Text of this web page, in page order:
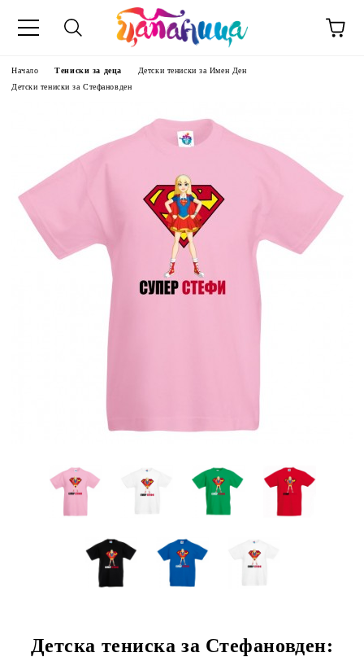
Начало Тениски за деца
Детски тениски за Имен Ден
Детски тениски за Стефановден
Детска тениска за Стефановден: